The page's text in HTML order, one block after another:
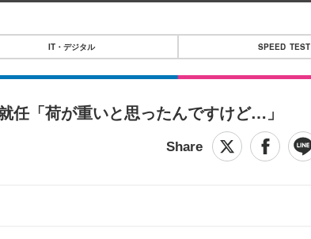
ジタルTOP
IT・デジタル SPEED TEST
任「荷が重いと思ったんですけど…」